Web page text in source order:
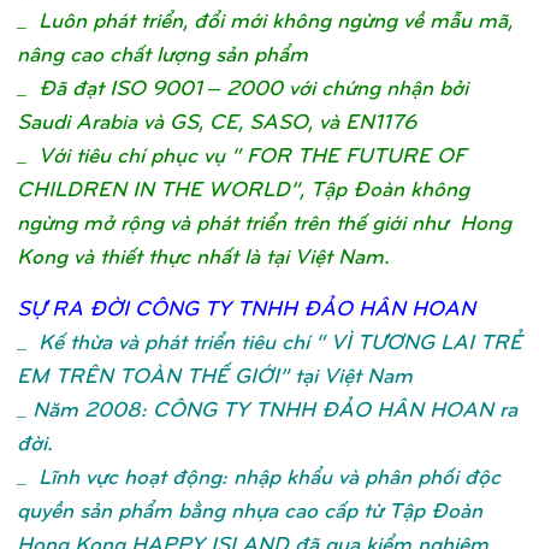
_ Luôn phát triển, đổi mới không ngừng về mẫu mã,
nâng cao chất lượng sản phẩm
_ Đã đạt ISO 9001 – 2000 với chứng nhận bởi
Saudi Arabia và GS, CE, SASO, và EN1176
_ Với tiêu chí phục vụ “ FOR THE FUTURE OF
CHILDREN IN THE WORLD”, Tập Đoàn không
ngừng mở rộng và phát triển trên thế giới như Hong
Kong và thiết thực nhất là tại Việt Nam.
SỰRA ĐỜI CÔNG TY TNHH ĐẢO HÂN HOAN
Kế thừa và phát triển tiêu chí “ VÌ TƯƠNG LAI TRẺ
EM TRÊN TOÀN THẾ GIỚI” tại Việt Nam
_ Năm 2008: CÔNG TY TNHH ĐẢO HÂN HOAN ra
đời.
_ Lĩnh vực hoạt động: nhập khẩu và phân phối độc
quyền sản phẩm bằng nhựa cao cấp từ Tập Đoàn
Hong Kong HAPPY ISLAND đã qua kiểm nghiệm